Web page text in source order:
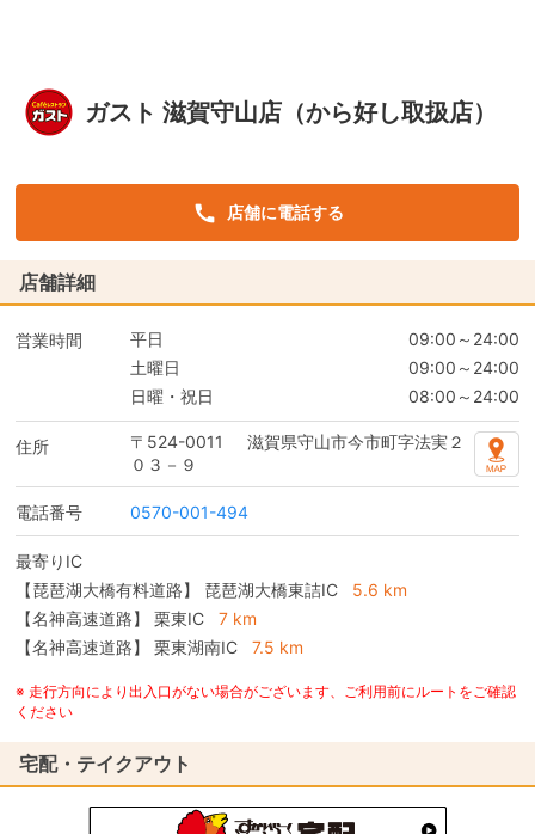
ガスト 滋賀守山店（から好し取扱店）
店舗に電話する
店舗詳細
営業時間 平日
09:00～24:00
土曜日
09:00～24:00
日曜・祝日
08:00～24:00
住所 〒524-0011
滋賀県守山市今市町字法実２
０３－９
電話番号 0570-001-494
最寄りIC
【琵琶湖大橋有料道路】
琵琶湖大橋東詰IC
5.6 km
【名神高速道路】
栗東IC
7 km
【名神高速道路】
栗東湖南IC 7.5 km
※ 走行方向により出入口がない場合がございます、ご利用前にルートをご確認
ください
宅配・テイクアウト